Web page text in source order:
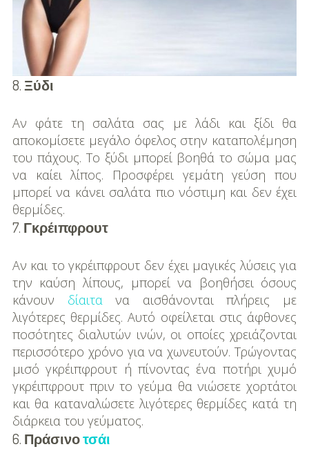
8.Ξύδι
Αν φάτε τη σαλάτα σας με λάδι και ξίδι θα
αποκομίσετε μεγάλο όφελος στην καταπολέμηση
του πάχους. Το ξύδι μπορεί βοηθά το σώμα μας
να καίει λίπος. Προσφέρει γεμάτη γεύση που
μπορεί να κάνει σαλάτα πιο νόστιμη και δεν έχει
θερμίδες.
7. Γκρέιπφρουτ
Αν και το γκρέιπφρουτ δεν έχει μαγικές λύσεις για
την καύση λίπους, μπορεί να βοηθήσει όσους
κάνουν δίαιτανα αισθάνονται πλήρεις με
λιγότερες θερμίδες. Αυτό οφείλεται στις άφθονες
ποσότητες διαλυτών ινών, οι οποίες χρειάζονται
περισσότερο χρόνο για να χωνευτούν. Τρώγοντας
μισό γκρέιπφρουτ ή πίνοντας ένα ποτήρι χυμό
γκρέιπφρουτ πριν το γεύμα θα νιώσετε χορτάτοι
και θα καταναλώσετε λιγότερες θερμίδες κατά τη
διάρκεια του γεύματος.
6. Πράσινοτσάι